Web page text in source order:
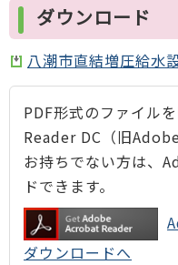
ダウンロード
八潮市直結増圧給水
PDF形式のファイル
Reader DC（旧
お持ちでない方は、
ドできます。
ダウンロードへ